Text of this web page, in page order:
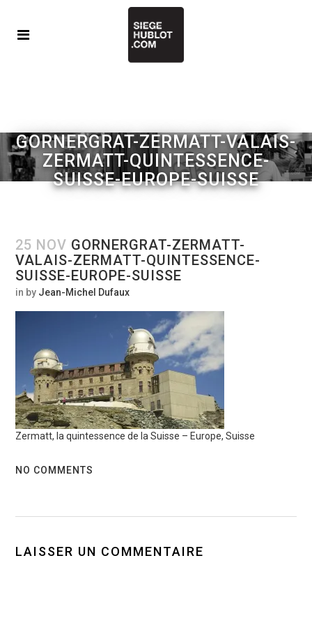
GORNERGRAT-ZERMATT-VALAIS-
ZERMATT-QUINTESSENCE-
SUISSE-EUROPE-SUISSE
25 NOV GORNERGRAT-ZERMATT-
VALAIS-ZERMATT-QUINTESSENCE-
SUISSE-EUROPE-SUISSE
in by Jean-Michel Dufaux
Zermatt, la quintessence de la Suisse – Europe, Suisse
NO COMMENTS
LAISSER UN COMMENTAIRE